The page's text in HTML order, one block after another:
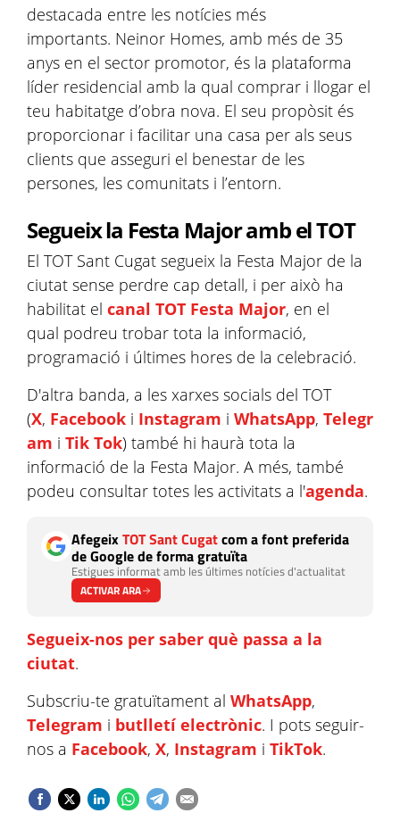
destacada entre les notícies més
importants. Neinor Homes, amb més de 35
anys en el sector promotor, és la plataforma
líder residencial amb la qual comprar i llogar el
teu habitatge d’obra nova. El seu propòsit és
proporcionar i facilitar una casa per als seus
clients que asseguri el benestar de les
persones, les comunitats i l’entorn.
Segueix la Festa Major amb el TOT
El TOT Sant Cugat segueix la Festa Major de la
ciutat sense perdre cap detall, i per això ha
habilitat el canal TOT Festa Major, en el
qual podreu trobar tota la informació,
programació i últimes hores de la celebració.
D'altra banda, a les xarxes socials del TOT
(X, Facebook i Instagram i WhatsApp, Telegr
am i Tik Tok) també hi haurà tota la
informació de la Festa Major. A més, també
podeu consultar totes les activitats a l'agenda.
AfegeixTOT Sant Cugatcom a font preferida
de Google de forma gratuïta
Estigues informat amb les últimes notícies d'actualitat
ACTIVAR ARA
Segueix-nos per saber què passa a la
ciutat.
Subscriu-te gratuïtament al WhatsApp,
Telegram i butlletí electrònic. I pots seguir-
nos a Facebook, X, Instagram i TikTok.